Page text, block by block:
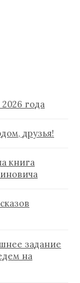
года
друзья!
книга
задание
на